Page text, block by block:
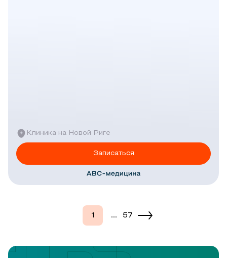
Клиника на Новой Риге
Записаться
1 ... 57